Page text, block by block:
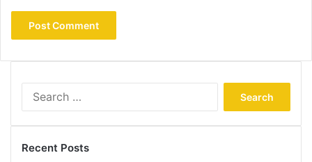
Recent Posts